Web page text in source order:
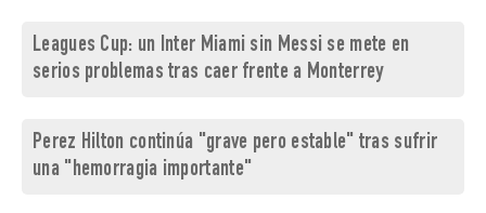
Leagues Cup: un Inter Miami sin Messi se mete en
serios problemas tras caer frente a Monterrey
Perez Hilton continúa "grave pero estable" tras sufrir
una "hemorragia importante"